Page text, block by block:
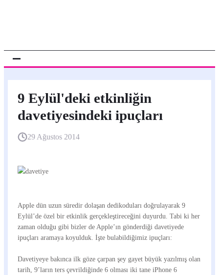
9 Eylül'deki etkinliğin
davetiyesindeki ipuçları
29 Ağustos 2014
Apple dün uzun süredir dolaşan dedikoduları doğrulayarak 9
Eylül’de özel bir etkinlik gerçekleştireceğini duyurdu. Tabi ki her
zaman olduğu gibi bizler de Apple’ın gönderdiği davetiyede
ipuçları aramaya koyulduk. İşte bulabildiğimiz ipuçları:
Davetiyeye bakınca ilk göze çarpan şey gayet büyük yazılmış olan
tarih, 9’ların ters çevrildiğinde 6 olması iki tane iPhone 6